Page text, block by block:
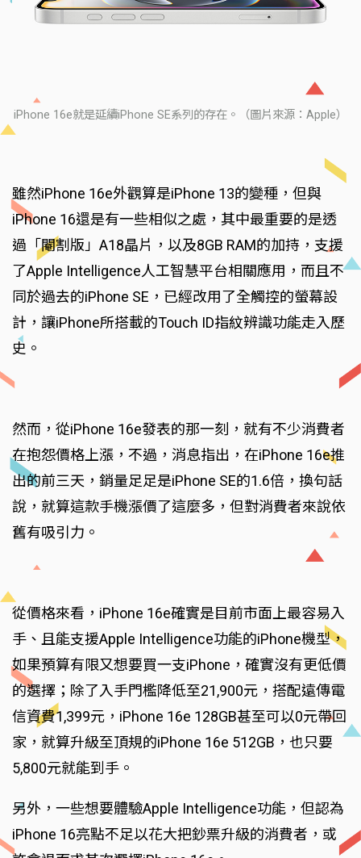
iPhone 16e就是延續iPhone SE系列的存在。（圖片來源：Apple）
雖然iPhone 16e外觀算是iPhone 13的變種，但與
iPhone 16還是有一些相似之處，其中最重要的是透
過「閹割版」A18晶片，以及8GB RAM的加持，支援
了Apple Intelligence人工智慧平台相關應用，而且不
同於過去的iPhone SE，已經改用了全觸控的螢幕設
計，讓iPhone所搭載的Touch ID指紋辨識功能走入歷
史。
然而，從iPhone 16e發表的那一刻，就有不少消費者
在抱怨價格上漲，不過，消息指出，在iPhone 16e推
出的前三天，銷量足足是iPhone SE的1.6倍，換句話
說，就算這款手機漲價了這麼多，但對消費者來說依
舊有吸引力。
從價格來看，iPhone 16e確實是目前市面上最容易入
手、且能支援Apple Intelligence功能的iPhone機型，
如果預算有限又想要買一支iPhone，確實沒有更低價
的選擇；除了入手門檻降低至21,900元，搭配遠傳電
信資費1,399元，iPhone 16e 128GB甚至可以0元帶回
家，就算升級至頂規的iPhone 16e 512GB，也只要
5,800元就能到手。
另外，一些想要體驗Apple Intelligence功能，但認為
iPhone 16亮點不足以花大把鈔票升級的消費者，或